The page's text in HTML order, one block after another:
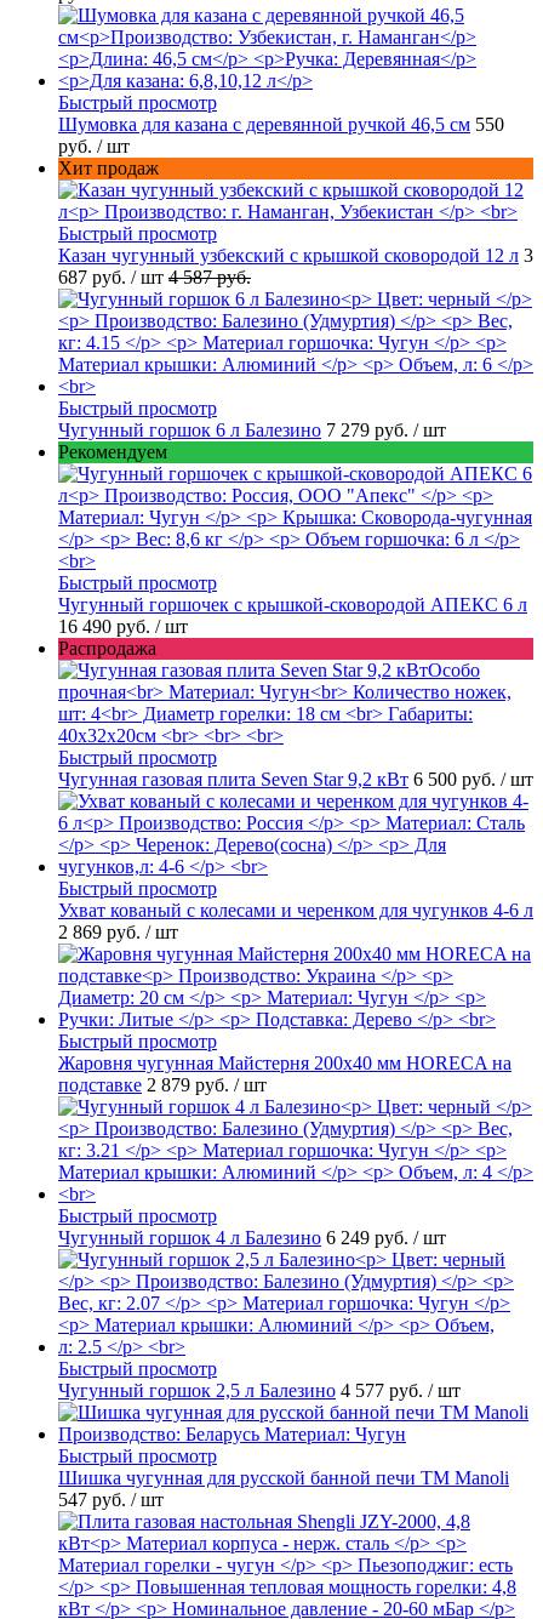
Быстрый просмотр
Шумовка для казана с деревянной ручкой 46,5 см 550
руб. / шт
Хит продаж
Быстрый просмотр
Казан чугунный узбекский с крышкой сковородой 12 л 3
687 руб. / шт 4 587 руб.
Быстрый просмотр
Чугунный горшок 6 л Балезино 7 279 руб. / шт
Рекомендуем
Быстрый просмотр
Чугунный горшочек с крышкой-сковородой АПЕКС 6 л
16 490 руб. / шт
Распродажа
Быстрый просмотр
Чугунная газовая плита Seven Star 9,2 кВт 6 500 руб. / шт
Быстрый просмотр
Ухват кованый с колесами и черенком для чугунков 4-6 л
2 869 руб. / шт
Быстрый просмотр
Жаровня чугунная Майстерня 200х40 мм HORECA на
подставке 2 879 руб. / шт
Быстрый просмотр
Чугунный горшок 4 л Балезино 6 249 руб. / шт
Быстрый просмотр
Чугунный горшок 2,5 л Балезино 4 577 руб. / шт
Быстрый просмотр
Шишка чугунная для русской банной печи ТМ Manoli
547 руб. / шт